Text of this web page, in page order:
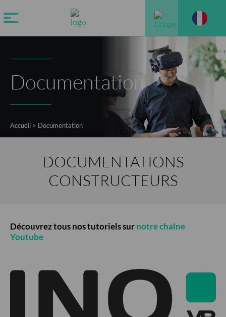
Documentation
Accueil > Documentation
DOCUMENTATIONS
CONSTRUCTEURS
Découvrez tous nos tutoriels surnotre chaîne
Youtube